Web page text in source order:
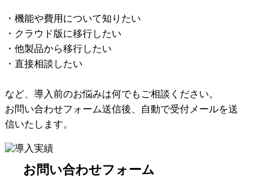
・機能や費用について知りたい
・クラウド版に移行したい
・他製品から移行したい
・直接相談したい
など、導入前のお悩みは何でもご相談ください。
お問い合わせフォーム送信後、自動で受付メールを送
信いたします。
お問い合わせフォーム